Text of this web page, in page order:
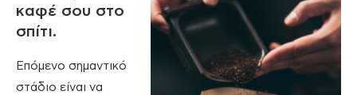
καφέ σου στο
σπίτι.
Επόμενο σημαντικό
στάδιο είναι να